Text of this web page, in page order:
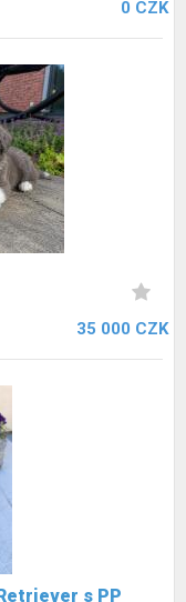
0 CZK
35 000 CZK
s PP